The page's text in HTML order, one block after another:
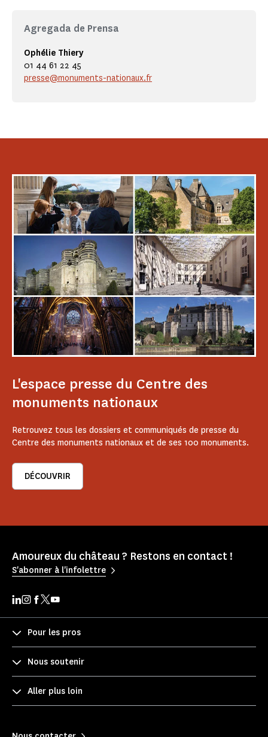
Agregada de Prensa
Ophélie Thiery
01 44 61 22 45
presse@monuments-nationaux.fr
L'espace presse du Centre des
monuments nationaux
Retrouvez tous les dossiers et communiqués de presse du
Centre des monuments nationaux et de ses 100 monuments.
DÉCOUVRIR
Amoureux du château ? Restons en contact !
S'abonner à l'infolettre
Pour les pros
Nous soutenir
Aller plus loin